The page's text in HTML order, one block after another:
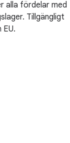
alla fördelar med
Tillgängligt
EU.